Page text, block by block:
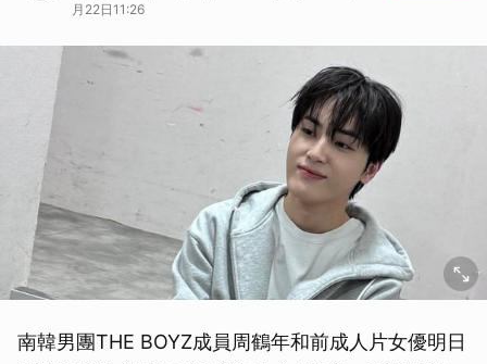
月22日11:26
南韓男團THE BOYZ成員周鶴年和前成人片女優明日